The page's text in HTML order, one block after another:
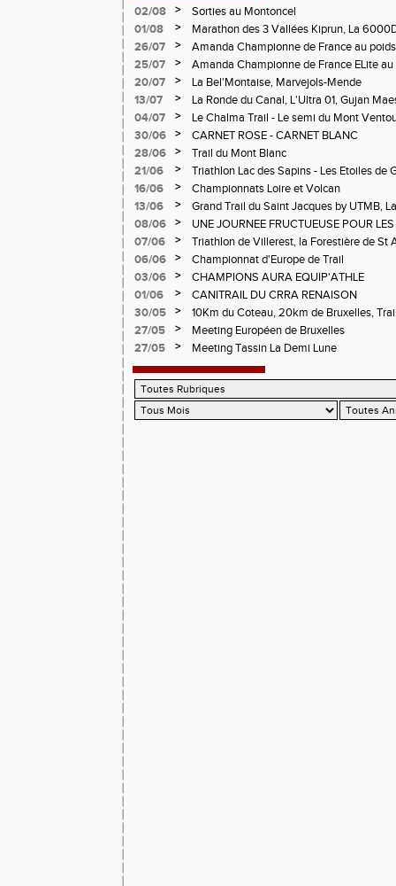
02/08 >
Sorties au Montoncel
01/08
>
Marathon des 3 Vallées Kiprun, La
Verticale d'Orcières, St Augustin
26/07 >
Amanda Championne de France au poids
25/07
>
Amanda Championne de France ELite
20/07
>
La Bel'Montaise, Marvejols-Mende
13/07
>
La Ronde du Canal, L'Ultra 01, Gujan
04/07
>
Le Chalma Trail - Le semi du Mont
Cublize - Les Passerelles de Monteynard
Pralognon La Vanoise
30/06 >
CARNET ROSE - CARNET BLANC
28/06
>
Trail du Mont Blanc
21/06
>
Triathlon Lac des Sapins - Les Etoiles de
16/06
>
Championnats Loire et Volcan
13/06
>
Grand Trail du Saint Jacques by UTMB,
d'Andrézieux-Bouthéon
08/06 >
UNE JOURNEE FRUCTUEUSE POUR
CHAMPIONNATS DE LA LOIRE A
07/06 >
Triathlon de Villerest, la Forestière de St
Circuit de la Sure, Tour du Pays Roannais
06/06 >
Championnat d'Europe de Trail
03/06
>
CHAMPIONS AURA EQUIP'ATHLE
01/06
>
CANITRAIL DU CRRA RENAISON
30/05
>
10Km du Coteau, 20km de Bruxelles,
Pilatrail
27/05 >
Meeting Européen de Bruxelles
27/05
> Meeting Tassin La Demi Lune